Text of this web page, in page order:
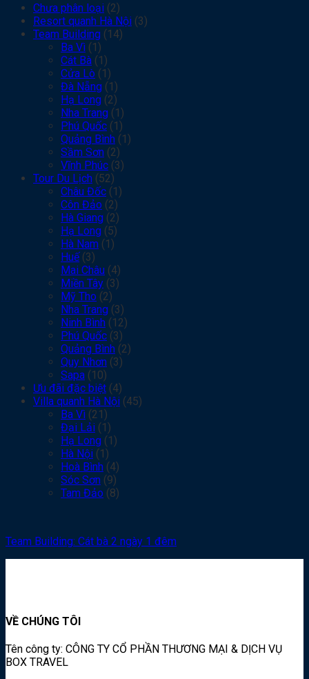
Chưa phân loại (2)
Resort quanh Hà Nội (3)
Team Building (14)
Ba Vì (1)
Cát Bà (1)
Cửa Lò (1)
Đà Nẵng (1)
Hạ Long (2)
Nha Trang (1)
Phú Quốc (1)
Quảng Bình (1)
Sầm Sơn (2)
Vĩnh Phúc (3)
Tour Du Lịch (52)
Châu Đốc (1)
Côn Đảo (2)
Hà Giang (2)
Hạ Long (5)
Hà Nam (1)
Huế (3)
Mai Châu (4)
Miền Tây (3)
Mỹ Tho (2)
Nha Trang (3)
Ninh Bình (12)
Phú Quốc (3)
Quảng Bình (2)
Quy Nhơn (3)
Sapa (10)
Ưu đãi đặc biệt (4)
Villa quanh Hà Nội (45)
Ba Vì (21)
Đại Lải (1)
Hạ Long (1)
Hà Nội (1)
Hoà Bình (4)
Sóc Sơn (9)
Tam Đảo (8)
Team Building: Cát bà 2 ngày 1 đêm
VỀ CHÚNG TÔI
Tên công ty: CÔNG TY CỔ PHẦN THƯƠNG MẠI & DỊCH VỤ
BOX TRAVEL